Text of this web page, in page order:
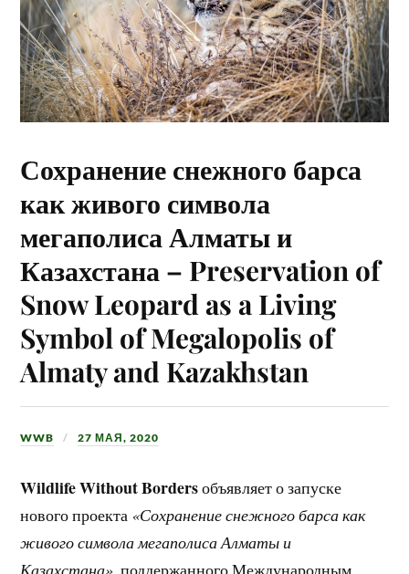
Сохранение снежного барса
как живого символа
мегаполиса Алматы и
Казахстана – Preservation of
Snow Leopard as a Living
Symbol of Megalopolis of
Almaty and Kazakhstan
WWB 27 МАЯ, 2020
Wildlife Without Bordersобъявляет о запуске
нового проекта «Сохранение снежного барса как
живого символа мегаполиса Алматы и
Казахстана», поддержанного Международным